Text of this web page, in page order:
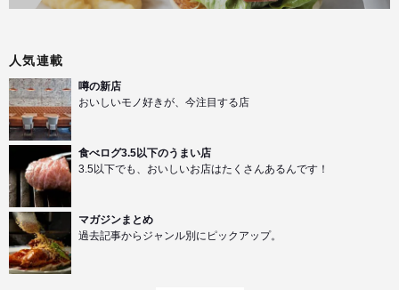
人気連載
噂の新店
おいしいモノ好きが、今注目する店
食べログ3.5以下のうまい店
3.5以下でも、おいしいお店はたくさんあるんです！
マガジンまとめ
過去記事からジャンル別にピックアップ。